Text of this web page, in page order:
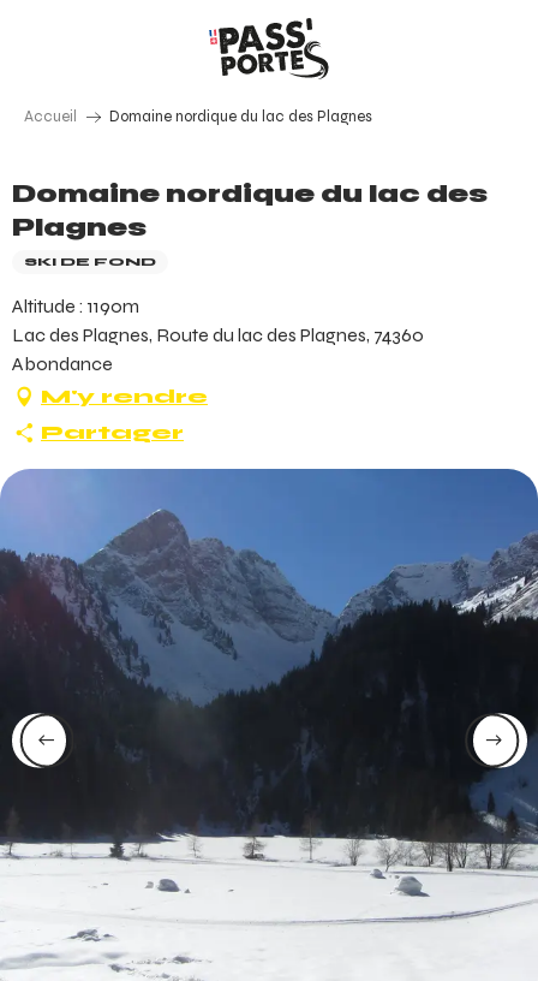
Accueil Domaine nordique du lac des Plagnes
Domaine nordique du lac des
Plagnes
SKI DE FOND
Altitude : 1190m
Lac des Plagnes, Route du lac des Plagnes, 74360
Abondance
M'y rendre
Partager